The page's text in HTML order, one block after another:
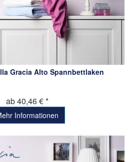
Gracia Alto Spannbettlaken
ab 40,46 € *
Informationen